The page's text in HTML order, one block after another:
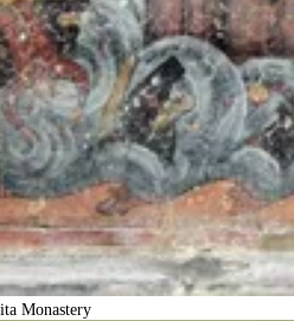
Monastery